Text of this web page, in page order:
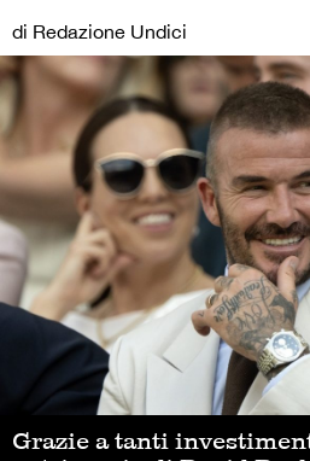
di Redazione Undici
Grazie a tanti